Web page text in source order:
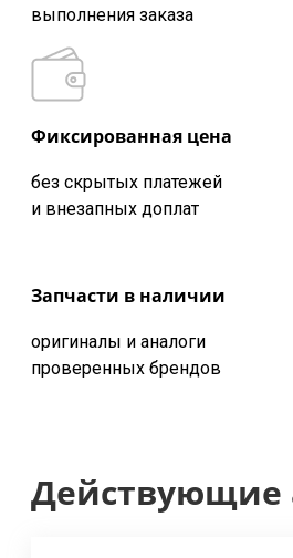
выполнения заказа
Фиксированная цена
без скрытых платежей
и внезапных доплат
Запчасти в наличии
оригиналы и аналоги
проверенных брендов
Действующие